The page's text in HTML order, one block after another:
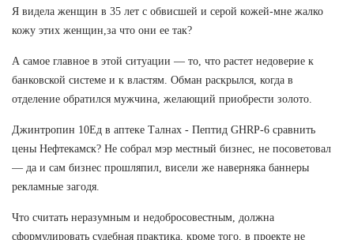
Я видела женщин в 35 лет с обвисшей и серой кожей-мне жалко
кожу этих женщин,за что они ее так?
А самое главное в этой ситуации — то, что растет недоверие к
банковской системе и к властям. Обман раскрылся, когда в
отделение обратился мужчина, желающий приобрести золото.
Джинтропин 10Ед в аптеке Талнах - Пептид GHRP-6 сравнить
цены Нефтекамск? Не собрал мэр местный бизнес, не посоветовал
— да и сам бизнес прошляпил, висели же наверняка баннеры
рекламные загодя.
Что считать неразумным и недобросовестным, должна
сформулировать судебная практика, кроме того, в проекте не